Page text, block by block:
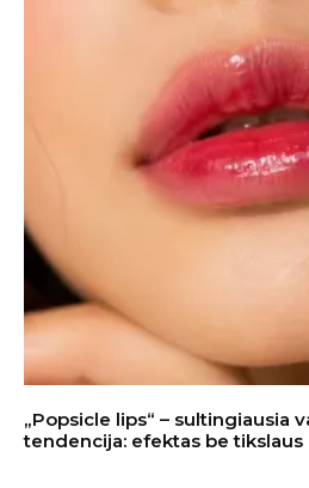
„Popsicle lips“ – sultingiausia
tendencija: efektas be